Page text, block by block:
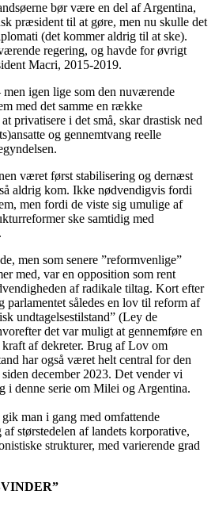
bør være en del af Argentina,
præsident til at gøre, men nu skulle det
(det kommer aldrig til at ske).
regering, og havde for øvrigt
Macri, 2015-2019.
igen lige som den nuværende
med det samme en række
privatisere i det små, skar drastisk ned
og gennemtvang reelle
været først stabilisering og dernæst
aldrig kom. Ikke nødvendigvis fordi
men fordi de viste sig umulige af
ske samtidig med
men som senere ”reformvenlige”
med, var en opposition som rent
af radikale tiltag. Kort efter
parlamentet således en lov til reform af
undtagelsestilstand” (Ley de
det var muligt at gennemføre en
af dekreter. Brug af Lov om
har også været helt central for den
december 2023. Det vender vi
i denne serie om Milei og Argentina.
man i gang med omfattende
størstedelen af landets korporative,
strukturer, med varierende grad